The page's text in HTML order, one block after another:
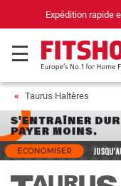
69
Taurus Haltères